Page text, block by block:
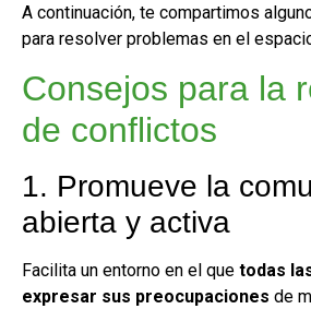
A continuación, te compartimos
para resolver problemas en el
Consejos para la
de conflictos
1. Promueve la
abierta y activa
Facilita un entorno en el que todas
expresar sus preocupaciones de